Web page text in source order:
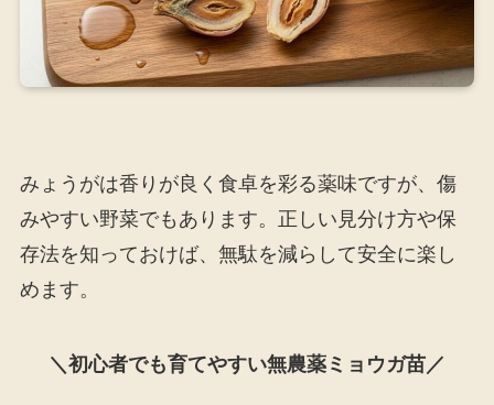
みょうがは香りが良く食卓を彩る薬味ですが、傷
みやすい野菜でもあります。正しい見分け方や保
存法を知っておけば、無駄を減らして安全に楽し
めます。
＼初心者でも育てやすい無農薬ミョウガ苗／